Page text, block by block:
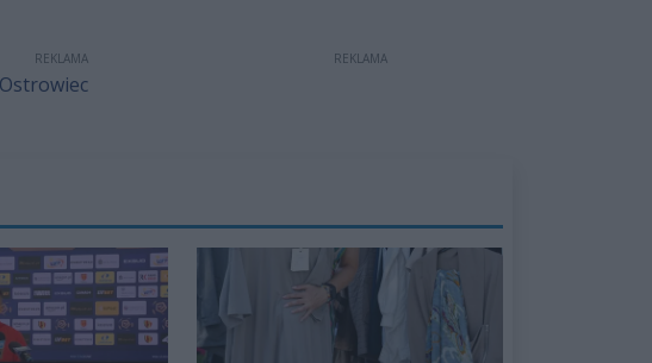
REKLAMA REKLAMA